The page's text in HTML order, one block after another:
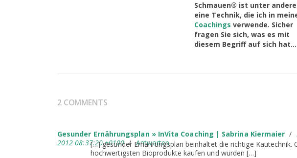
Schmauen® ist unter
eine Technik, die ich in
Coachings verwende. Sicher
fragen Sie sich, was es mit
diesem Begriff auf sich hat...
2 COMMENTS
Gesunder Ernährungsplan » InVita Coaching | Sabrina Kiermaier /
2012 08:37:20 +0100 / Antworten
[…] gesunder Ernährungsplan beinhaltet die richtige Kautechnik.
hochwertigsten Bioprodukte kaufen und würden […]